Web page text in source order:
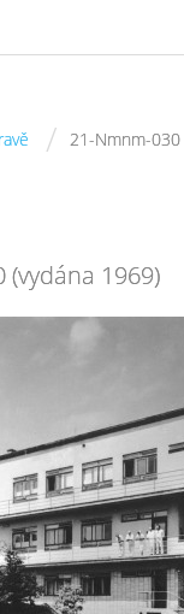
/ 21-Nmnm-030
(vydána 1969)